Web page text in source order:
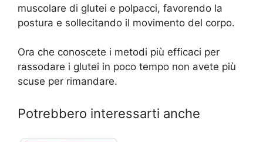
muscolare di glutei e polpacci, favorendo la
postura e sollecitando il movimento del corpo.
Ora che conoscete i metodi più efficaci per
rassodare i glutei in poco tempo non avete più
scuse per rimandare.
Potrebbero interessarti anche